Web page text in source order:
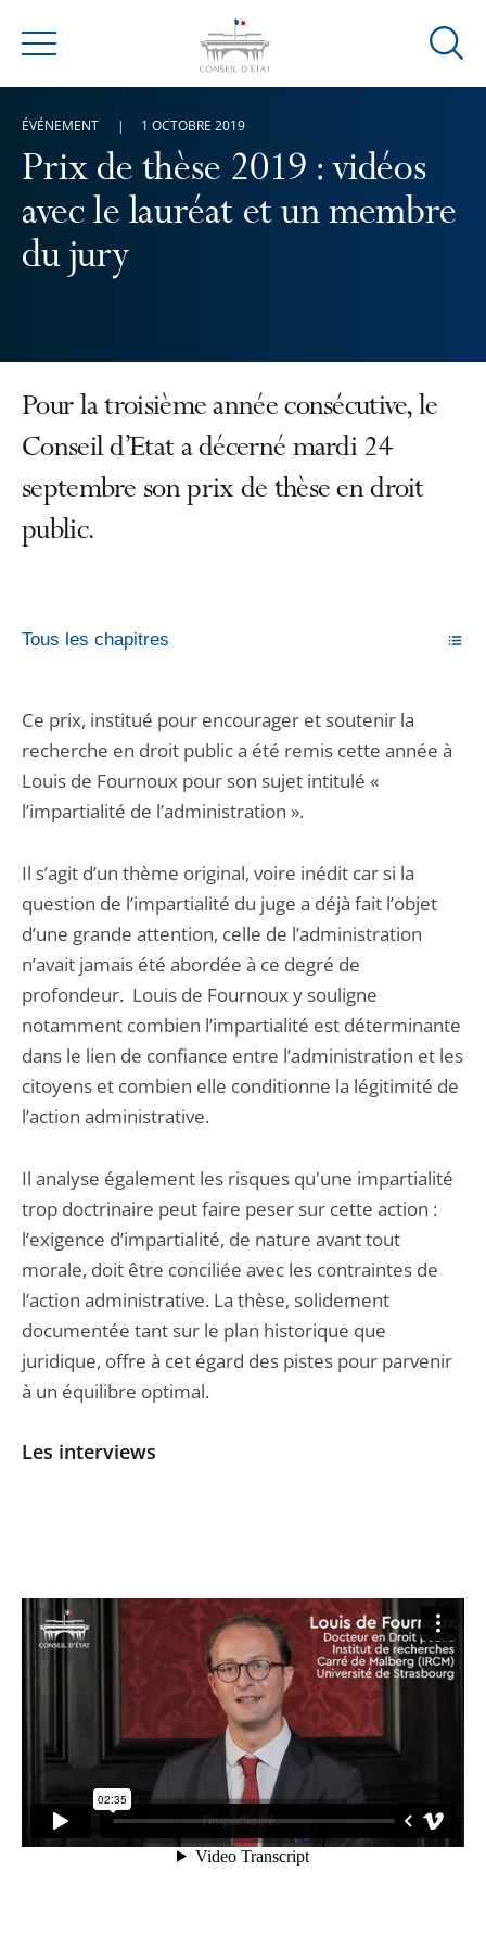
Menu
Ouvrir
Prix de thèse 2019 : vidéos
avec le lauréat et un membre
du jury
ÉVÉNEMENT 1 OCTOBRE 2019
Pour la troisième année consécutive, le
Conseil d’Etat a décerné mardi 24
septembre son prix de thèse en droit
public.
Tous les chapitres
Ce prix, institué pour encourager et soutenir la
recherche en droit public a été remis cette année à
Louis de Fournoux pour son sujet intitulé «
l’impartialité de l’administration ».
Il s’agit d’un thème original, voire inédit car si la
question de l’impartialité du juge a déjà fait l’objet
d’une grande attention, celle de l’administration
n’avait jamais été abordée à ce degré de
profondeur. Louis de Fournoux y souligne
notamment combien l’impartialité est déterminante
dans le lien de confiance entre l’administration et les
citoyens et combien elle conditionne la légitimité de
l’action administrative.
Il analyse également les risques qu'une impartialité
trop doctrinaire peut faire peser sur cette action :
l’exigence d’impartialité, de nature avant tout
morale, doit être conciliée avec les contraintes de
l’action administrative. La thèse, solidement
documentée tant sur le plan historique que
juridique, offre à cet égard des pistes pour parvenir
à un équilibre optimal.
Les interviews